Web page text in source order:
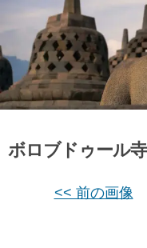
ボロブドゥール
<< 前の画像